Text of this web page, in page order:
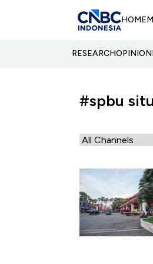
HOME
RESEARCHOPINION
#spbu